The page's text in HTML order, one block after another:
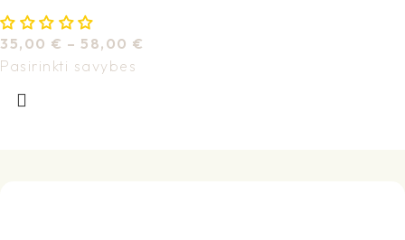
35,00 € – 58,00 €
Pasirinkti savybes